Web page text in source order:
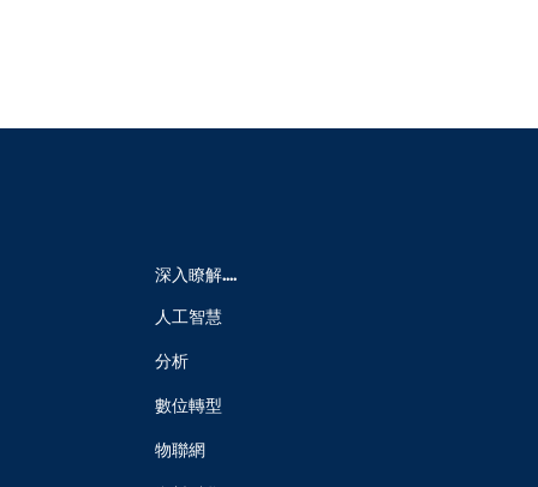
深入瞭解....
人工智慧
分析
數位轉型
物聯網